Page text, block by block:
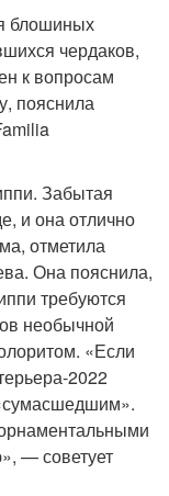
блошиных
чердаков,
к вопросам
пояснила
Забытая
и она отлично
отметила
Она пояснила,
требуются
необычной
«Если
2022
— советует